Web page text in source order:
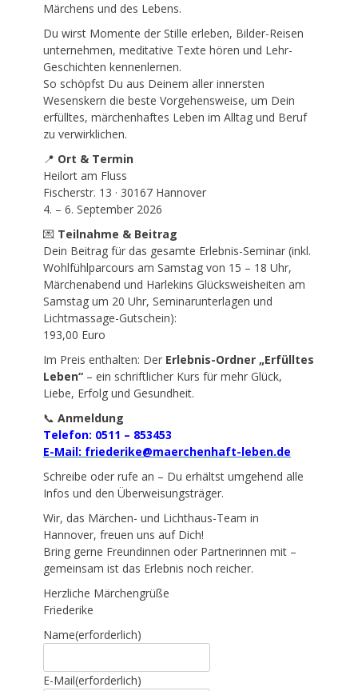
Märchens und des Lebens.
Du wirst Momente der Stille erleben, Bilder-Reisen
unternehmen, meditative Texte hören und Lehr-
Geschichten kennenlernen.
So schöpfst Du aus Deinem aller innersten
Wesenskern die beste Vorgehensweise, um Dein
erfülltes, märchenhaftes Leben im Alltag und Beruf
zu verwirklichen.
📍 Ort & Termin
Heilort am Fluss
Fischerstr. 13 · 30167 Hannover
4. – 6. September 2026
💌 Teilnahme & Beitrag
Dein Beitrag für das gesamte Erlebnis-Seminar (inkl.
Wohlfühlparcours am Samstag von 15 – 18 Uhr,
Märchenabend und Harlekins Glücksweisheiten am
Samstag um 20 Uhr, Seminarunterlagen und
Lichtmassage-Gutschein):
193,00 Euro
Im Preis enthalten: Der Erlebnis-Ordner „Erfülltes
Leben“ – ein schriftlicher Kurs für mehr Glück,
Liebe, Erfolg und Gesundheit.
📞 Anmeldung
Telefon: 0511 – 853453
E-Mail: friederike@maerchenhaft-leben.de
Schreibe oder rufe an – Du erhältst umgehend alle
Infos und den Überweisungsträger.
Wir, das Märchen- und Lichthaus-Team in
Hannover, freuen uns auf Dich!
Bring gerne Freundinnen oder Partnerinnen mit –
gemeinsam ist das Erlebnis noch reicher.
Herzliche Märchengrüße
Friederike
Name(erforderlich)
E-Mail(erforderlich)